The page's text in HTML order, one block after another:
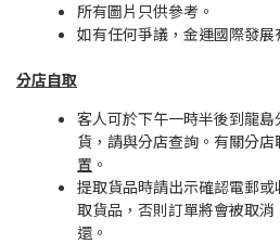
所有圖片只供參考。
如有任何爭議，金運國際發展
分店自取
客人可於下午一時半後到龍
貨，請與分店查詢。有關分
置 。
提取貨品時請出示確認電郵
取貨品，否則訂單將會被取
還。